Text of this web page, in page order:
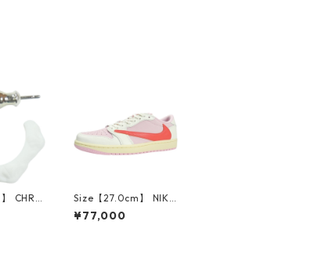
CHRO
ロム・
SING
Size【27.0cm】 NIKE
ナイキ ×Travis Scott
AIR JORDAN 1 LOW
¥77,000